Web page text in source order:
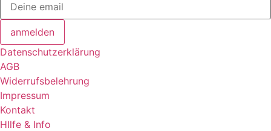
anmelden
Datenschutzerklärung
AGB
Widerrufsbelehrung
Impressum
Kontakt
HIlfe & Info